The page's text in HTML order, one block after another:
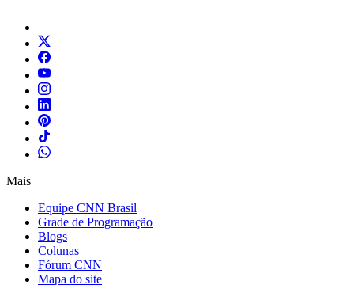
Mais
Equipe CNN Brasil
Grade de Programação
Blogs
Colunas
Fórum CNN
Mapa do site